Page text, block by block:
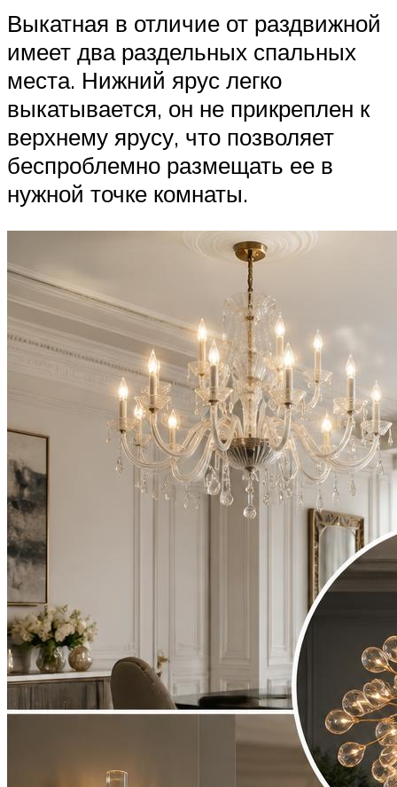
Выкатная в отличие от раздвижной
имеет два раздельных спальных
места. Нижний ярус легко
выкатывается, он не прикреплен к
верхнему ярусу, что позволяет
беспроблемно размещать ее в
нужной точке комнаты.